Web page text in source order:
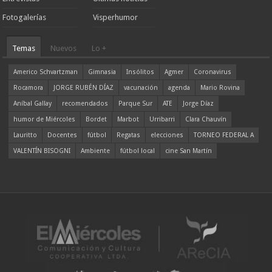
Fotogalerías Visperhumor
Temas Nuevos Lo +
Americo Schvartzman Gimnasia Insólitos Agmer
Coronavirus
Rocamora
JORGE RUBÉN DÍAZ vacunación agenda
Mario Rovina
Aníbal Gallay
recomendados Parque Sur ATE
Jorge Díaz
humor de Miércoles
Bordet Marbot Urribarri
Clara Chauvín
Lauritto
Docentes fútbol Regatas elecciones
TORNEO FEDERAL A
VALENTÍN BISOGNI
Ambiente fútbol local cine San Martín